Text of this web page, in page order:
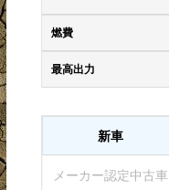
燃費
最高出力
新車
メーカー認定中古車